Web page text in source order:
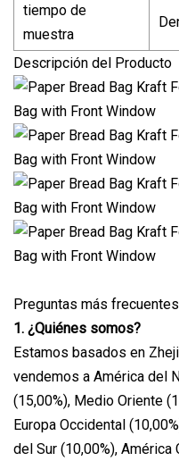
tiempo de
muestra
Descripción del Producto
Preguntas más frecuentes
1. ¿Quiénes somos?
Estamos basados ​​en
vendemos a América del
(15,00%), Medio Oriente
Europa Occidental
del Sur (10,00%),